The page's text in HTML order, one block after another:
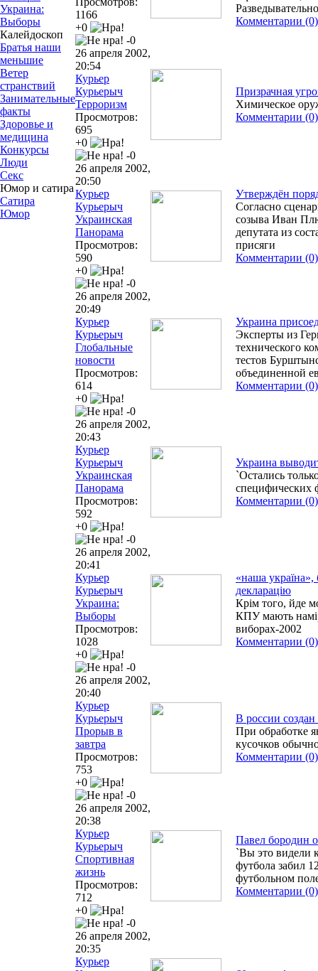
Украина:
Выборы
Калейдоскоп
Братья наши
меньшие
Ветер
странствий
Занимательные
факты
Здоровье и
медицина
Конкурсы
Люди
Секс
Юмор и сатира
Сатира
Юмор
1166
+0
-0
Комментарии (0)
26 апреля 2002,
20:54
Курьер
Курьерыч
Терроризм
Просмотров:
695
+0
-0
Призрачная
Химическое
Комментарии (0)
26 апреля 2002,
20:50
Курьер
Курьерыч
Украинская
Панорама
Просмотров:
590
+0
-0
Утверждён
Согласно
созыва Иван
депутата из
присяги
Комментарии (0)
26 апреля 2002,
20:49
Курьер
Курьерыч
Глобальные
новости
Просмотров:
614
+0
-0
Украина
Эксперты из
технического
тестов
объединенной
Комментарии (0)
26 апреля 2002,
20:43
Курьер
Курьерыч
Украинская
Панорама
Просмотров:
592
+0
-0
Украина
`Остались
специфических
Комментарии (0)
26 апреля 2002,
20:41
Курьер
Курьерыч
Украина:
Выборы
Просмотров:
1028
+0
-0
«наша україна»,
декларацію
Крім того, йде
КПУ мають
виборах-2002
Комментарии (0)
26 апреля 2002,
20:40
Курьер
Курьерыч
Прорыв в
завтра
Просмотров:
753
+0
-0
В россии
При обработке
кусочков
Комментарии (0)
26 апреля 2002,
20:38
Курьер
Курьерыч
Спортивная
жизнь
Просмотров:
712
+0
-0
Павел бородин
`Вы это видели
футбола забил
футбольном
Комментарии (0)
26 апреля 2002,
20:35
Курьер